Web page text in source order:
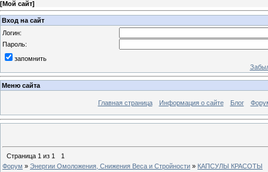
[Мой сайт]
Вход на сайт
Логин:
Пароль:
запомнить
Меню сайта
Главная страница Информация о сайте Блог
Страница 1 из 1
1
Форум » Энергии Омоложения, Снижения Веса и Стройности » КАПСУЛЫ КРАСОТЫ